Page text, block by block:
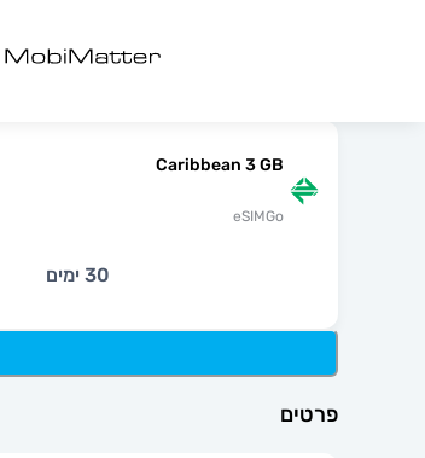
Caribbean 3 GB
eSIMGo
30 ימים
פרטים